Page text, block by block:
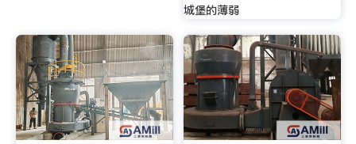
城堡的薄弱